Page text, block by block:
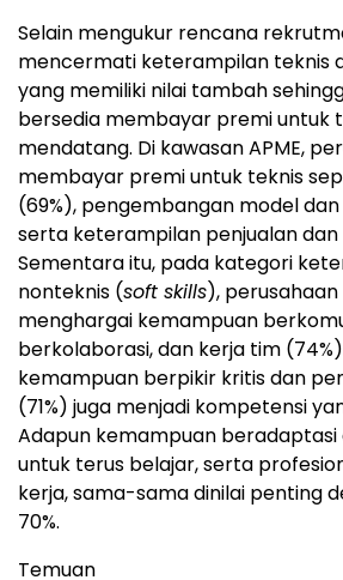
Selain mengukur rencana
mencermati keterampilan teknis
yang memiliki nilai tambah
bersedia membayar premi untuk
mendatang. Di kawasan APME,
membayar premi untuk teknis
(69%), pengembangan model dan
serta keterampilan penjualan
Sementara itu, pada kategori
nonteknis (soft skills),
menghargai kemampuan
berkolaborasi, dan kerja tim
kemampuan berpikir kritis dan
(71%) juga menjadi kompetensi
Adapun kemampuan beradaptasi
untuk terus belajar, serta
kerja, sama-sama dinilai penting
70%.
Temuan